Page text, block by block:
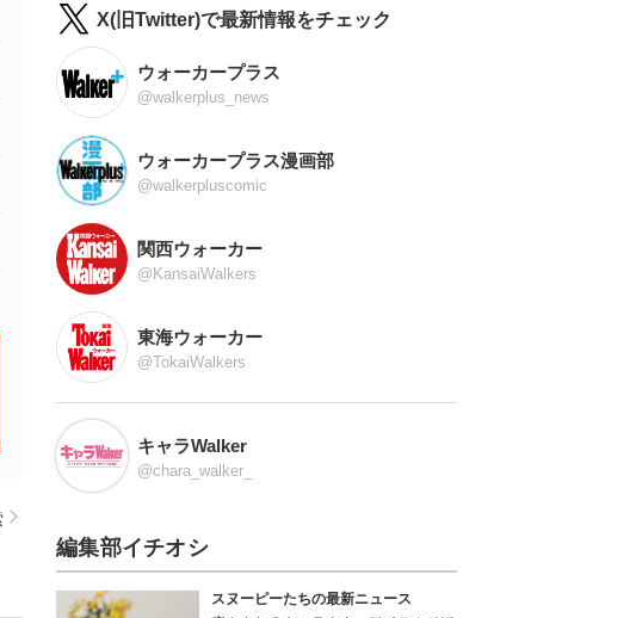
X(旧Twitter)で最新情報をチェック
ウォーカープラス
@walkerplus_news
ウォーカープラス漫画部
@walkerpluscomic
関西ウォーカー
@KansaiWalkers
東海ウォーカー
@TokaiWalkers
キャラWalker
@chara_walker_
編集部イチオシ
スヌーピーたちの最新ニュース